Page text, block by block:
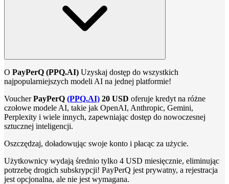
O PayPerQ (PPQ.AI) Uzyskaj dostęp do wszystkich
najpopularniejszych modeli AI na jednej platformie!
VoucherPayPerQ (PPQ.AI) 20 USD oferuje kredyt na różne
czołowe modele AI, takie jak OpenAI, Anthropic, Gemini,
Perplexity i wiele innych, zapewniając dostęp do nowoczesnej
sztucznej inteligencji.
Oszczędzaj, doładowując swoje konto i płacąc za użycie.
Użytkownicy wydają średnio tylko 4 USD miesięcznie, eliminując
potrzebę drogich subskrypcji! PayPerQ jest prywatny, a rejestracja
jest opcjonalna, ale nie jest wymagana.